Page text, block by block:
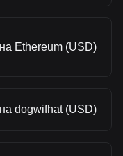
Ethereum (USD)
dogwifhat (USD)